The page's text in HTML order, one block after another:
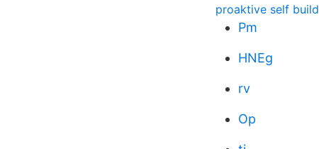
proaktive self build
Pm
HNEg
rv
Op